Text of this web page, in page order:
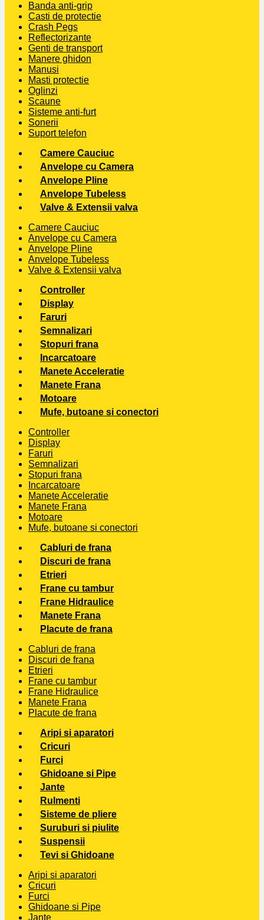
Banda anti-grip
Casti de protectie
Crash Pegs
Reflectorizante
Genti de transport
Manere ghidon
Manusi
Masti protectie
Oglinzi
Scaune
Sisteme anti-furt
Sonerii
Suport telefon
Camere Cauciuc
Anvelope cu Camera
Anvelope Pline
Anvelope Tubeless
Valve & Extensii valva
Camere Cauciuc
Anvelope cu Camera
Anvelope Pline
Anvelope Tubeless
Valve & Extensii valva
Controller
Display
Faruri
Semnalizari
Stopuri frana
Incarcatoare
Manete Acceleratie
Manete Frana
Motoare
Mufe, butoane si conectori
Controller
Display
Faruri
Semnalizari
Stopuri frana
Incarcatoare
Manete Acceleratie
Manete Frana
Motoare
Mufe, butoane si conectori
Cabluri de frana
Discuri de frana
Etrieri
Frane cu tambur
Frane Hidraulice
Manete Frana
Placute de frana
Cabluri de frana
Discuri de frana
Etrieri
Frane cu tambur
Frane Hidraulice
Manete Frana
Placute de frana
Aripi si aparatori
Cricuri
Furci
Ghidoane si Pipe
Jante
Rulmenti
Sisteme de pliere
Suruburi si piulite
Suspensii
Tevi si Ghidoane
Aripi si aparatori
Cricuri
Furci
Ghidoane si Pipe
Jante